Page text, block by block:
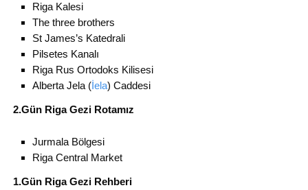
Riga Kalesi
The three brothers
St James’s Katedrali
Pilsetes Kanalı
Riga Rus Ortodoks Kilisesi
Alberta Jela (İela) Caddesi
2.Gün Riga Gezi Rotamız
Jurmala Bölgesi
Riga Central Market
1.Gün Riga Gezi Rehberi